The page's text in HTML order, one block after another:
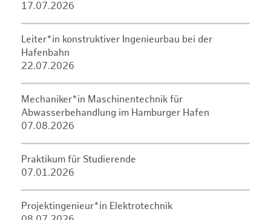
17.07.2026
Leiter*in konstruktiver Ingenieurbau bei der
Hafenbahn
22.07.2026
Mechaniker*in Maschinentechnik für
Abwasserbehandlung im Hamburger Hafen
07.08.2026
Praktikum für Studierende
07.01.2026
Projektingenieur*in Elektrotechnik